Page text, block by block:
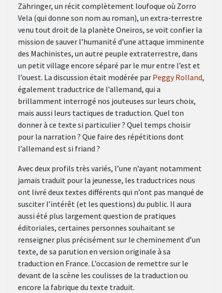
Zähringer, un récit complètement loufoque où Zorro
Vela (qui donne son nom au roman), un extra-terrestre
venu tout droit de la planète Oneiros, se voit confier la
mission de sauver l’humanité d’une attaque imminente
des Machinistes, un autre peuple extraterrestre, dans
un petit village encore séparé par le mur entre l’est et
l’ouest. La discussion était modérée par Peggy Rolland,
également traductrice de l’allemand, qui a
brillamment interrogé nos jouteuses sur leurs choix,
mais aussi leurs tactiques de traduction. Quel ton
donner à ce texte si particulier ? Quel temps choisir
pour la narration ? Que faire des répétitions dont
l’allemand est si friand ?
Avec deux profils très variés, l’une n’ayant notamment
jamais traduit pour la jeunesse, les traductrices nous
ont livré deux textes différents qui n’ont pas manqué de
susciter l’intérêt (et les questions) du public. Il aura
aussi été plus largement question de pratiques
éditoriales, certaines personnes souhaitant se
renseigner plus précisément sur le cheminement d’un
texte, de sa parution en version originale à sa
traduction en France. L’occasion de remettre sur le
devant de la scène les coulisses de la traduction ou
encore la fabrique du texte traduit.